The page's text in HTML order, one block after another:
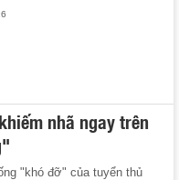
nhã ngay trên
"khó đỡ" của tuyển thủ